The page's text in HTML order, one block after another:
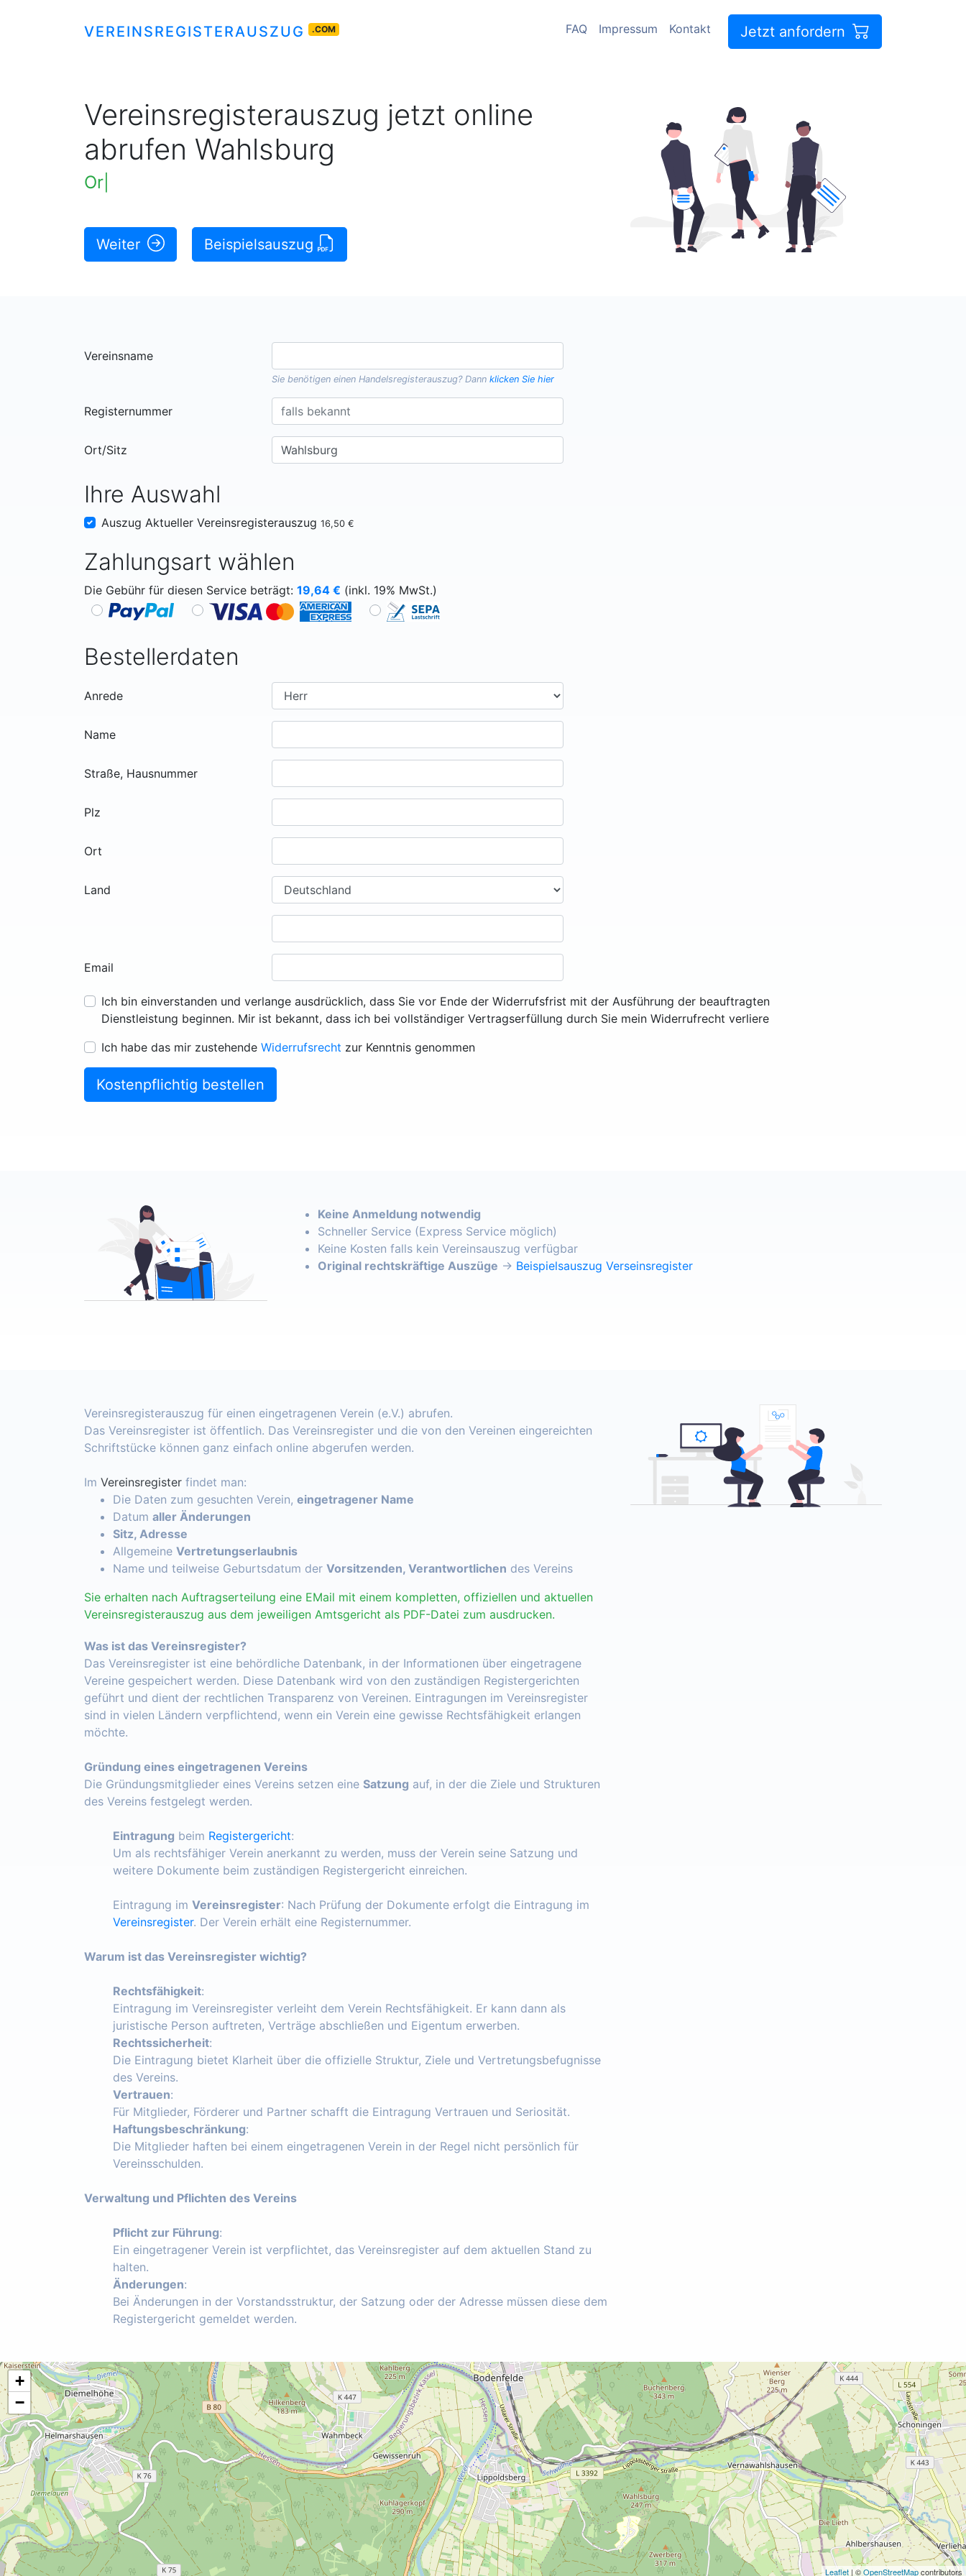
VEREINSREGISTERAUSZUG .COM FAQ Impressum Kontakt Jetzt anfordern
Vereinsregisterauszug jetzt online
abrufen Wahlsburg
Original rechtskräftige Auszüge
Weiter Beispielsauszug
Vereinsname
Sie benötigen einenHandelsregisterauszug? Dannklicken Sie hier
Registernummer
Ort/Sitz
Ihre Auswahl
Auszug Aktueller Vereinsregisterauszug 16,50 €
Zahlungsart wählen
Die Gebühr für diesen Service beträgt: 19,64 € (inkl. 19% MwSt.)
Bestellerdaten
Anrede
Name
Straße, Hausnummer
Plz
Ort
Land
Email
Ich bin einverstanden und verlange ausdrücklich, dass Sie vor Ende der Widerrufsfrist mit der Ausführung der beauftragten
Dienstleistung beginnen. Mir ist bekannt, dass ich bei vollständiger Vertragserfüllung durch Sie mein Widerrufrecht verliere
Ich habe das mir zustehende Widerrufsrecht zur Kenntnis genommen
Kostenpflichtig bestellen
Keine Anmeldung notwendig
Schneller Service (Express Service möglich)
Keine Kosten falls kein Vereinsauszug verfügbar
Original rechtskräftige Auszüge → Beispielsauszug Verseinsregister
Vereinsregisterauszug für einen eingetragenen Verein (e.V.) abrufen.
Das Vereinsregister ist öffentlich. Das Vereinsregister und die von den Vereinen eingereichten
Schriftstücke können ganz einfach online abgerufen werden.
Im Vereinsregister findet man:
Die Daten zum gesuchten Verein, eingetragener Name
Datum aller Änderungen
Sitz, Adresse
Allgemeine Vertretungserlaubnis
Name und teilweise Geburtsdatum der Vorsitzenden, Verantwortlichen des Vereins
Sie erhalten nach Auftragserteilung eine EMail mit einem kompletten, offiziellen und aktuellen
Vereinsregisterauszug aus dem jeweiligen Amtsgericht als PDF-Datei zum ausdrucken.
Was ist das Vereinsregister?
Das Vereinsregister ist eine behördliche Datenbank, in der Informationen über eingetragene
Vereine gespeichert werden. Diese Datenbank wird von den zuständigen Registergerichten
geführt und dient der rechtlichen Transparenz von Vereinen. Eintragungen im Vereinsregister
sind in vielen Ländern verpflichtend, wenn ein Verein eine gewisse Rechtsfähigkeit erlangen
möchte.
Gründung eines eingetragenen Vereins
Die Gründungsmitglieder eines Vereins setzen eine Satzung auf, in der die Ziele und Strukturen
des Vereins festgelegt werden.
Eintragung beim Registergericht:
Um als rechtsfähiger Verein anerkannt zu werden, muss der Verein seine Satzung und
weitere Dokumente beim zuständigen Registergericht einreichen.
Eintragung im Vereinsregister: Nach Prüfung der Dokumente erfolgt die Eintragung im
Vereinsregister. Der Verein erhält eine Registernummer.
Warum ist das Vereinsregister wichtig?
Rechtsfähigkeit:
Eintragung im Vereinsregister verleiht dem Verein Rechtsfähigkeit. Er kann dann als
juristische Person auftreten, Verträge abschließen und Eigentum erwerben.
Rechtssicherheit:
Die Eintragung bietet Klarheit über die offizielle Struktur, Ziele und Vertretungsbefugnisse
des Vereins.
Vertrauen:
Für Mitglieder, Förderer und Partner schafft die Eintragung Vertrauen und Seriosität.
Haftungsbeschränkung:
Die Mitglieder haften bei einem eingetragenen Verein in der Regel nicht persönlich für
Vereinsschulden.
Verwaltung und Pflichten des Vereins
Pflicht zur Führung:
Ein eingetragener Verein ist verpflichtet, das Vereinsregister auf dem aktuellen Stand zu
halten.
Änderungen:
Bei Änderungen in der Vorstandsstruktur, der Satzung oder der Adresse müssen diese dem
Registergericht gemeldet werden.
+
−
Leaflet | ©OpenStreetMapcontributors